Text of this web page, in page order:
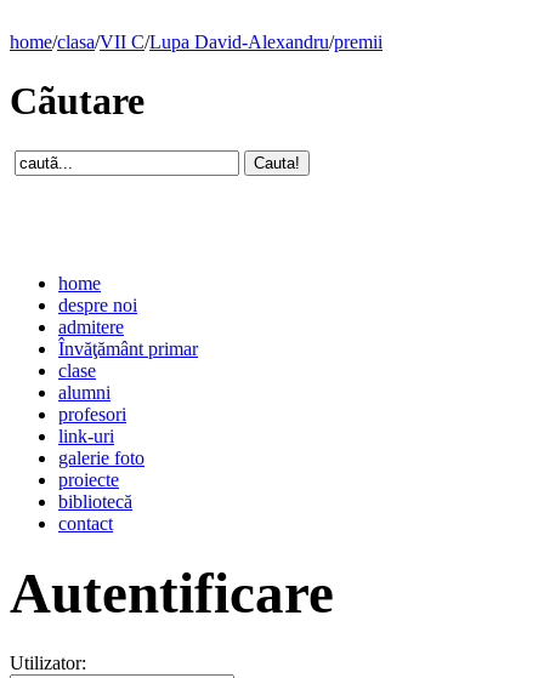
home/clasa/VII C/Lupa David-Alexandru/premii
Cãutare
home
despre noi
admitere
Învăţământ primar
clase
alumni
profesori
link-uri
galerie foto
proiecte
bibliotecă
contact
Autentificare
Utilizator: